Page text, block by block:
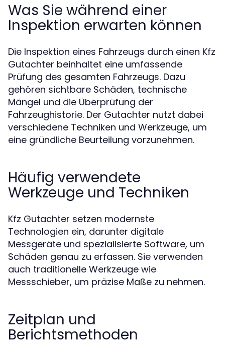
Was Sie während einer
Inspektion erwarten können
Die Inspektion eines Fahrzeugs durch einen Kfz
Gutachter beinhaltet eine umfassende
Prüfung des gesamten Fahrzeugs. Dazu
gehören sichtbare Schäden, technische
Mängel und die Überprüfung der
Fahrzeughistorie. Der Gutachter nutzt dabei
verschiedene Techniken und Werkzeuge, um
eine gründliche Beurteilung vorzunehmen.
Häufig verwendete
Werkzeuge und Techniken
Kfz Gutachter setzen modernste
Technologien ein, darunter digitale
Messgeräte und spezialisierte Software, um
Schäden genau zu erfassen. Sie verwenden
auch traditionelle Werkzeuge wie
Messschieber, um präzise Maße zu nehmen.
Zeitplan und
Berichtsmethoden